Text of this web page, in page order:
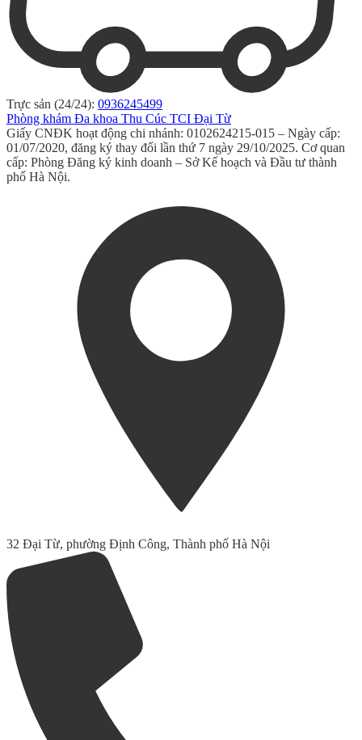
Trực sản (24/24): 0936245499
Phòng khám Đa khoa Thu Cúc TCI Đại Từ
Giấy CNĐK hoạt động chi nhánh: 0102624215-015 – Ngày cấp:
01/07/2020, đăng ký thay đổi lần thứ 7 ngày 29/10/2025. Cơ quan
cấp: Phòng Đăng ký kinh doanh – Sở Kế hoạch và Đầu tư thành
phố Hà Nội.
32 Đại Từ, phường Định Công, Thành phố Hà Nội